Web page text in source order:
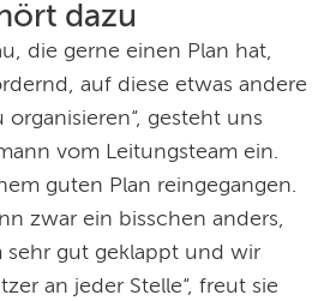
dazu
die gerne einen Plan hat,
auf diese etwas andere
gesteht uns
vom Leitungsteam ein.
guten Plan reingegangen.
zwar ein bisschen anders,
sehr gut geklappt und wir
an jeder Stelle“, freut sie